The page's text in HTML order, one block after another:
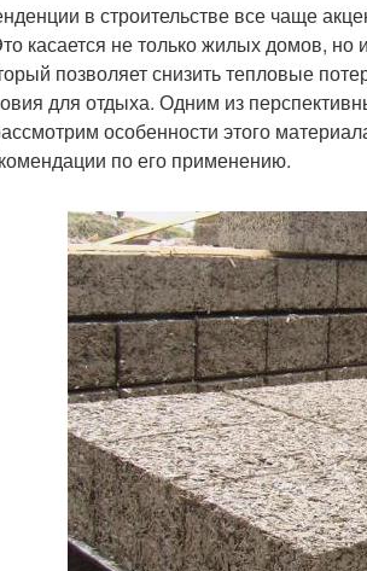
в строительстве все чаще
касается не только жилых домов,
позволяет снизить тепловые
для отдыха. Одним из
особенности этого
по его применению.